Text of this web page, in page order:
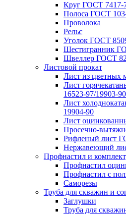
Круг ГОСТ 7417-
Полоса ГОСТ
Проволока
Рельс
Уголок ГОСТ
Шестигранник
Швеллер ГОСТ
Листовой прокат
Лист из цветных
Лист
16523-97/19903-90
Лист
19904-90
Лист
Просечно-
Рифленый лист
Нержавеющий
Профнастил и
Профнастил
Профнастил с
Саморезы
Труба для скважин и
Заглушки
Труба для